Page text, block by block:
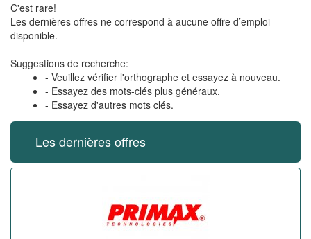
C'est rare!
Les dernières offres ne correspond à aucune offre d’emploi
disponible.
Suggestions de recherche:
- Veuillez vérifier l'orthographe et essayez à nouveau.
- Essayez des mots-clés plus généraux.
- Essayez d'autres mots clés.
Les dernières offres